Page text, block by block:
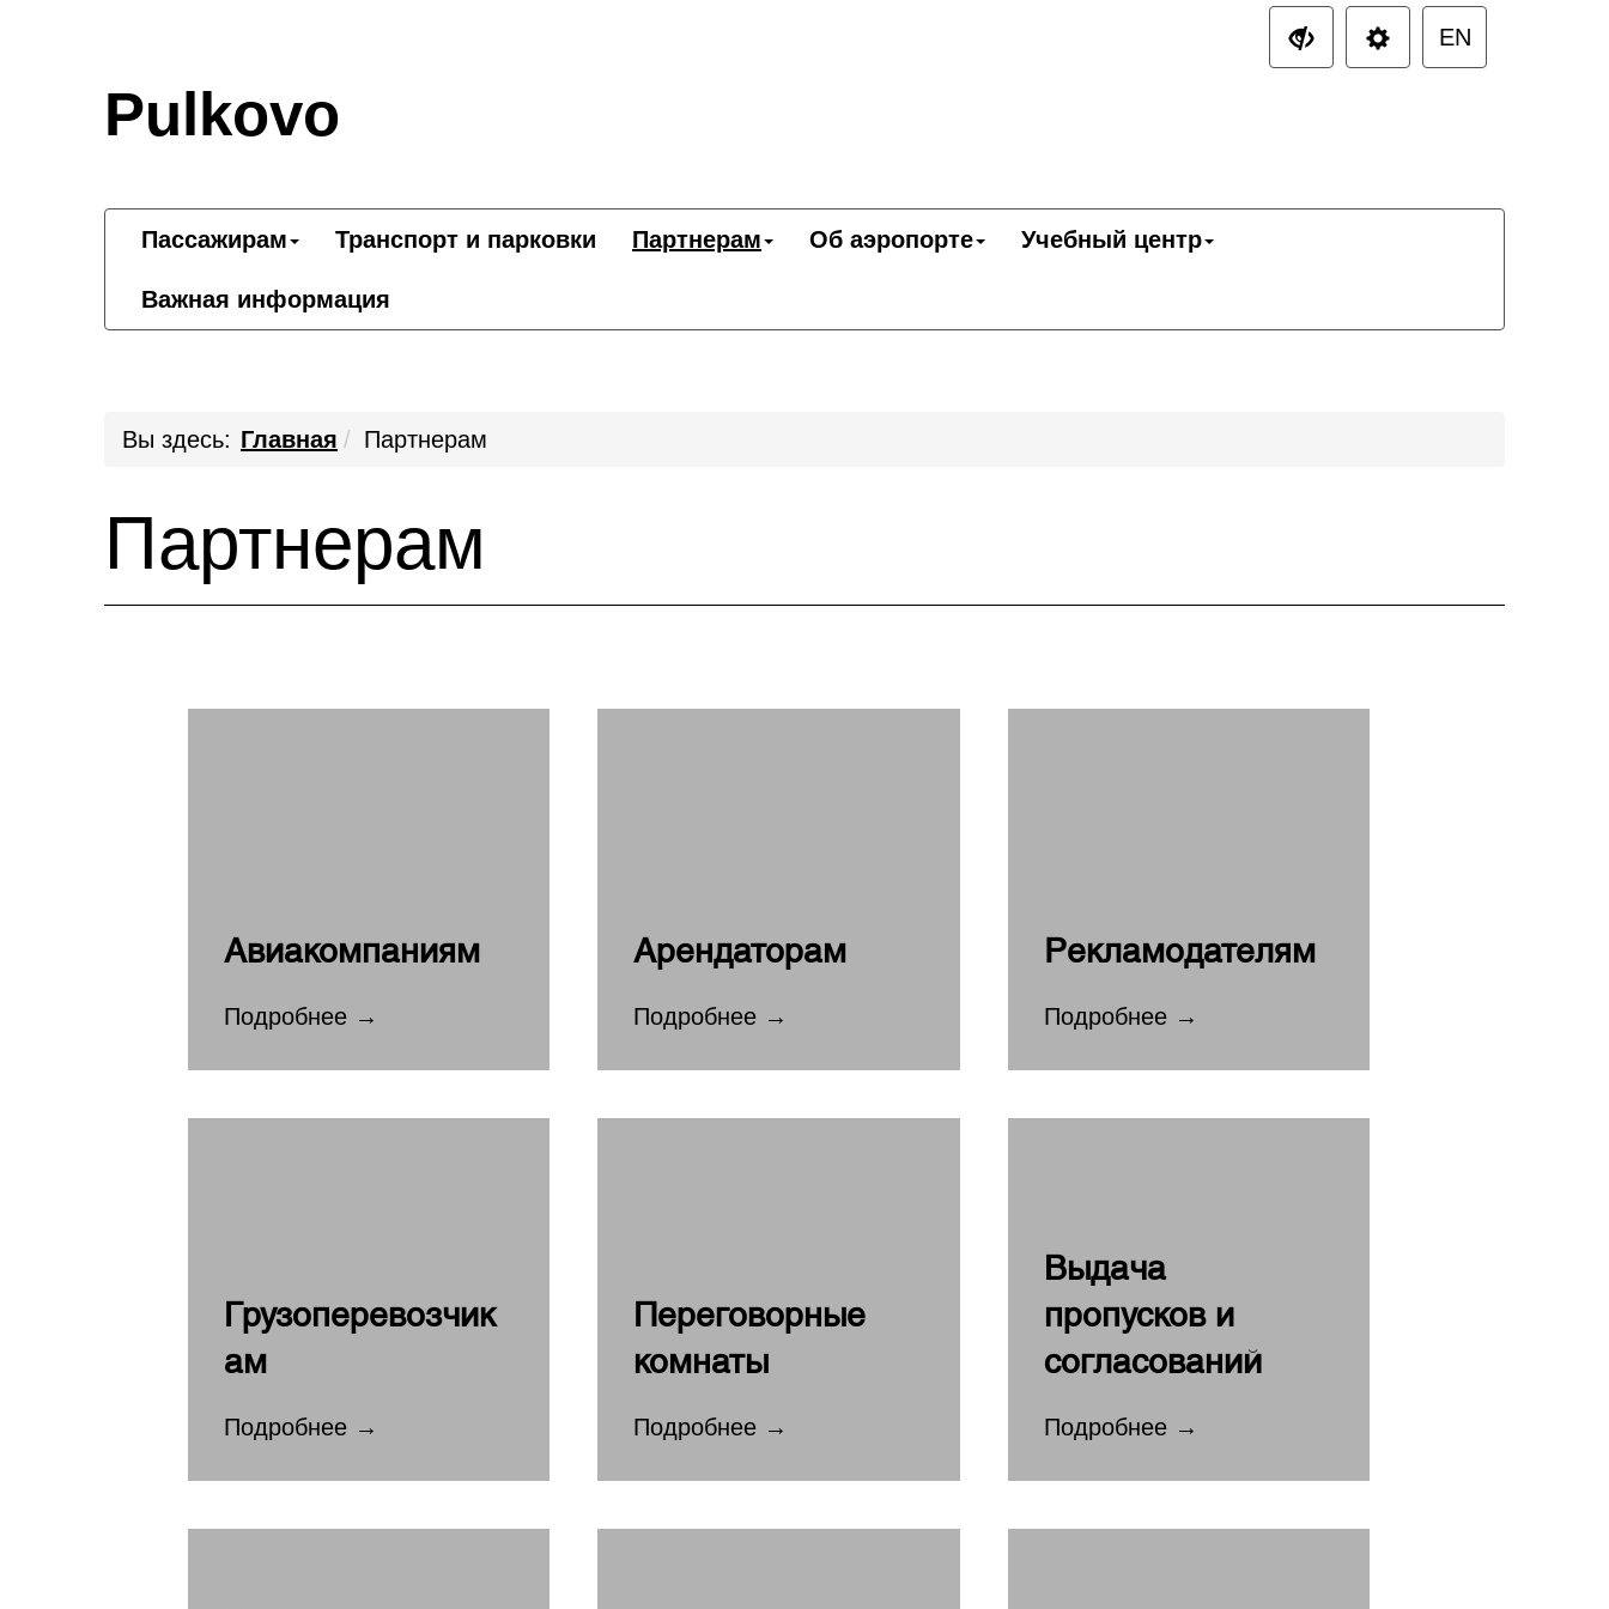
EN
Pulkovo
Пассажирам Транспорт и парковки Партнерам Об аэропорте Учебный центр
Важная информация
Вы здесь: Главная Партнерам
Партнерам
Авиакомпаниям
Подробнее →
Арендаторам
Подробнее →
Рекламодателям
Подробнее →
Грузоперевозчик
ам
Подробнее →
Переговорные
комнаты
Подробнее →
Выдача
пропусков и
согласований
Подробнее →